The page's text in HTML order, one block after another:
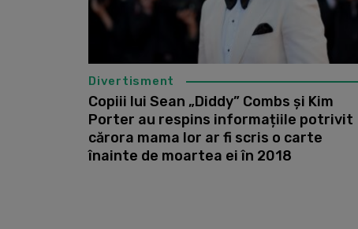
Divertisment
Copiii lui Sean „Diddy” Combs și Kim
Porter au respins informațiile potrivit
cărora mama lor ar fi scris o carte
înainte de moartea ei în 2018